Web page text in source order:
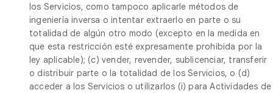
los Servicios, como tampoco aplicarle métodos de
ingeniería inversa o intentar extraerlo en parte o su
totalidad de algún otro modo (excepto en la medida en
que esta restricción esté expresamente prohibida por la
ley aplicable); (c) vender, revender, sublicenciar, transferir
o distribuir parte o la totalidad de los Servicios, o (d)
acceder a los Servicios o utilizarlos (i) para Actividades de